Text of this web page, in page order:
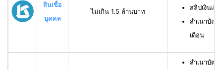
สินเชื่อ
บุคคล
ไม่เกิน 1.5 ล้านบาท
สลิปเงินเดื
สำเนาบัญชี
เดือน
สำเนาบัตร